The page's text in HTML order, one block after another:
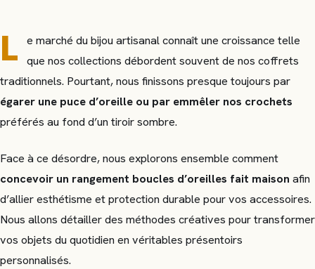
L
e marché du bijou artisanal connaît une croissance telle
que nos collections débordent souvent de nos coffrets
traditionnels. Pourtant, nous finissons presque toujours par
égarer une puce d’oreille ou par emmêler nos crochets
préférés au fond d’un tiroir sombre.
Face à ce désordre, nous explorons ensemble comment
concevoir un rangement boucles d’oreilles fait maison afin
d’allier esthétisme et protection durable pour vos accessoires.
Nous allons détailler des méthodes créatives pour transformer
vos objets du quotidien en véritables présentoirs
personnalisés.